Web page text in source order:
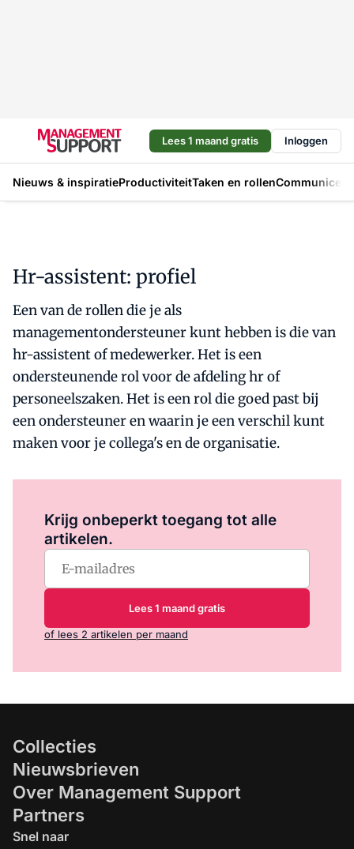
Lees 1 maand gratis Inloggen
Nieuws & inspiratieProductiviteitTaken en rollen
Hr-assistent: profiel
Een van de rollen die je als
managementondersteuner kunt hebben is die van
hr-assistent of medewerker. Het is een
ondersteunende rol voor de afdeling hr of
personeelszaken. Het is een rol die goed past bij
een ondersteuner en waarin je een verschil kunt
maken voor je collega's en de organisatie.
Krijg onbeperkt toegang tot alle
artikelen.
Lees 1 maand gratis
of lees 2 artikelen per maand
Collecties
Nieuwsbrieven
Over Management Support
Partners
Snel naar